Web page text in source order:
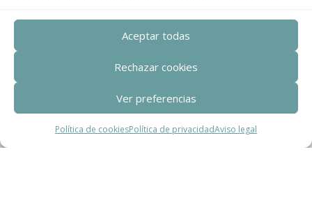
Aceptar todas
Rechazar cookies
Ver preferencias
Política de cookiesPolítica de privacidadAviso legal
+34 932 008 035
Correo electrónico
Dirección